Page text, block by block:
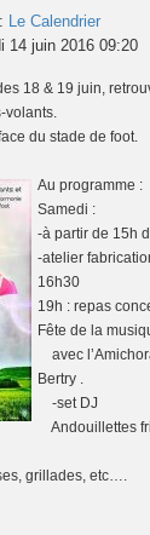
Le Calendrier
14 juin 2016 09:20
18 & 19 juin,
volants.
du stade de foot.
Au programme :
Samedi :
-à partir de 15h
-atelier
16h30
19h : repas
Fête de la
avec
Bertry .
-set DJ
Andouillettes
grillades, etc….